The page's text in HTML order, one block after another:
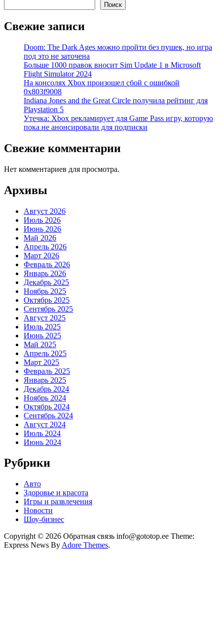
Поиск
Свежие записи
Doom: The Dark Ages можно пройти без пушек, но игра
под это не заточена
Больше 1000 правок вносит Sim Update 1 в Microsoft
Flight Simulator 2024
На консолях Xbox произошел сбой с ошибкой
0x803f9008
Indiana Jones and the Great Circle получила рейтинг для
Playstation 5
Утечка: Xbox рекламирует для Game Pass игру, которую
пока не анонсировали для подписки
Свежие комментарии
Нет комментариев для просмотра.
Архивы
Август 2026
Июль 2026
Июнь 2026
Май 2026
Апрель 2026
Март 2026
Февраль 2026
Январь 2026
Декабрь 2025
Ноябрь 2025
Октябрь 2025
Сентябрь 2025
Август 2025
Июль 2025
Июнь 2025
Май 2025
Апрель 2025
Март 2025
Февраль 2025
Январь 2025
Декабрь 2024
Ноябрь 2024
Октябрь 2024
Сентябрь 2024
Август 2024
Июль 2024
Июнь 2024
Рубрики
Авто
Здоровье и красота
Игры и развлечения
Новости
Шоу-бизнес
Copyright © 2026 Обратная связь info@gototop.ee Theme:
Express News By Adore Themes.